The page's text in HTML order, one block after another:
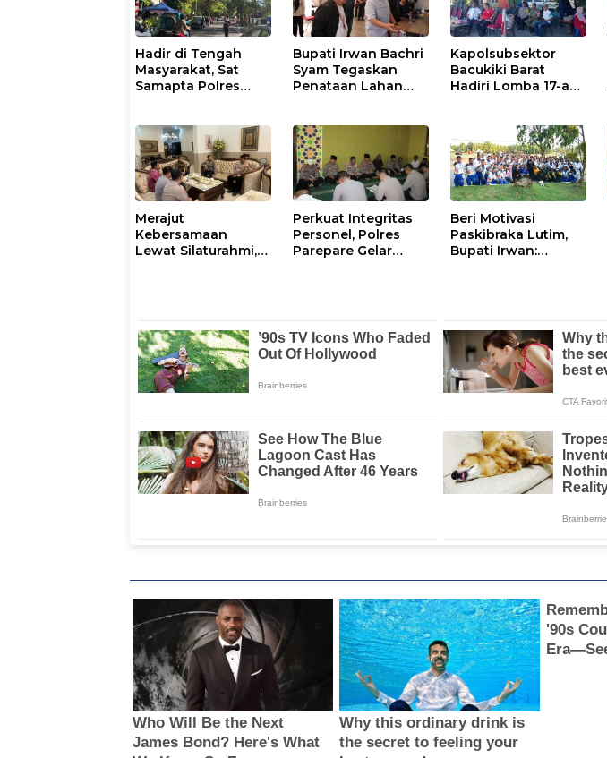
Hadir di Tengah
Masyarakat, Sat
Samapta Polres
Pagi
Bupati Irwan Bachri
Syam Tegaskan
Penataan Lahan
Kapolsubsektor
Bacukiki Barat
Hadiri Lomba 17-an
Kamtibmas
Merajut
Kebersamaan
Lewat Silaturahmi,
Perkuat Integritas
Personel, Polres
Parepare Gelar
Beri Motivasi
Paskibraka Lutim,
Bupati Irwan: